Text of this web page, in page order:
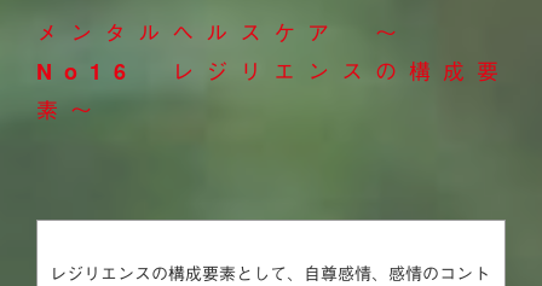
メンタルヘルスケア ～
No16 レジリエンスの構成要
素～
レジリエンスの構成要素として、自尊感情、感情のコント